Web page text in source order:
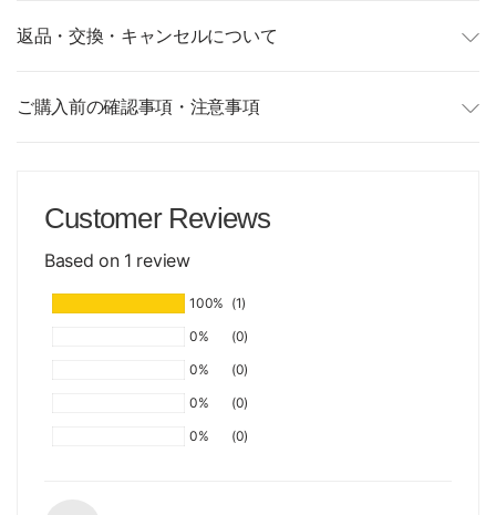
返品・交換・キャンセルについて
ご購入前の確認事項・注意事項
Customer Reviews
Based on 1 review
100% (1)
0%
(0)
0%
(0)
0%
(0)
0%
(0)